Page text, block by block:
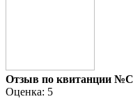
Отзыв по квитанции
Оценка: 5